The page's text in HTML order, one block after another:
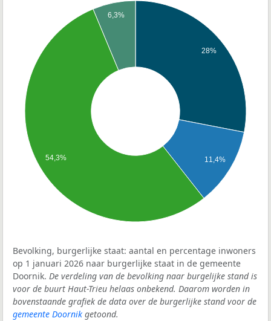
28%
11,4%
6,3%
54,3%
Bevolking, burgerlijke staat: aantal en percentage inwoners
op 1 januari 2026 naar burgerlijke staat in de gemeente
Doornik. De verdeling van de bevolking naar burgelijke stand is
voor de buurt Haut-Trieu helaas onbekend. Daarom worden in
bovenstaande grafiek de data over de burgerlijke stand voor de
gemeente Doornik getoond.